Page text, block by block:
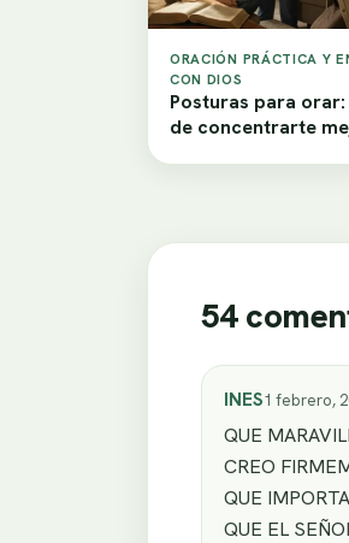
ORACIÓN PRÁCTICA Y
CON DIOS
Posturas para
de concentrarte
54
INES1 febrero,
QUE
CREO
QUE
QUE EL